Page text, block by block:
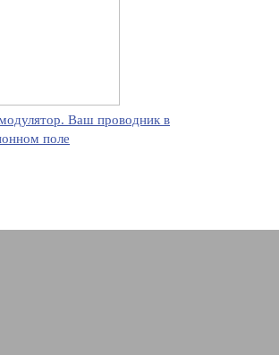
Ваш проводник в
поле